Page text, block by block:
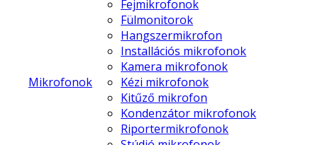
Mikrofonok
Fejmikrofonok
Fülmonitorok
Hangszermikrofon
Installációs mikrofonok
Kamera mikrofonok
Kézi mikrofonok
Kitűző mikrofon
Kondenzátor mikrofonok
Riportermikrofonok